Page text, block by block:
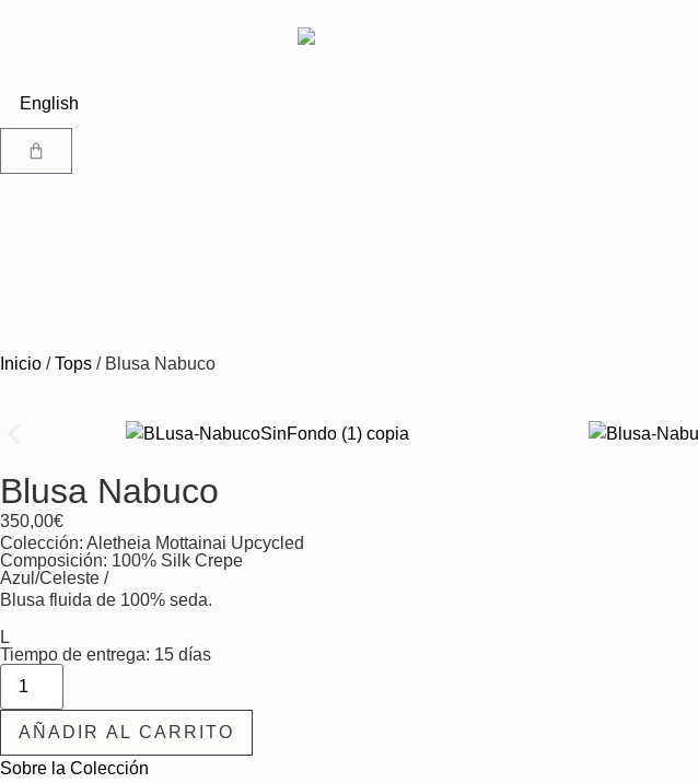
English
Inicio /Tops / Blusa Nabuco
Blusa Nabuco
350,00€
Colección: Aletheia Mottainai Upcycled
Composición: 100% Silk Crepe
Azul/Celeste /
Blusa fluida de 100% seda.
L
Tiempo de entrega: 15 días
AÑADIR AL CARRITO
Sobre la Colección